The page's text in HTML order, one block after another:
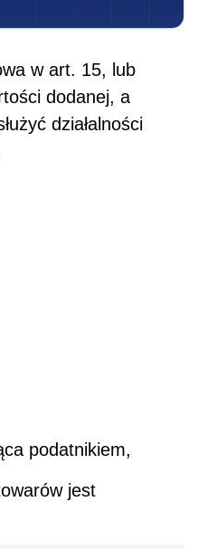
w art. 15, lub
dodanej, a
działalności
podatnikiem,
jest